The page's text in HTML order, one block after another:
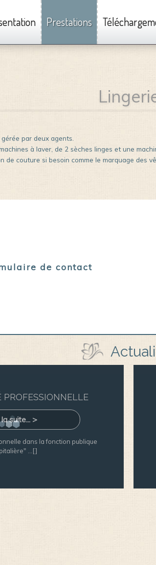
Prestations
par deux agents.
à laver, de 2 sèches linges et une
couture si besoin comme le marquage des
de contact
PROFESSIONNELLE
suite... >
dans la fonction publique
...[]